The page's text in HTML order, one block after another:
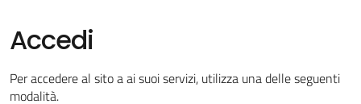
Servizi
Accedi
Per accedere al sito a ai suoi servizi, utilizza una delle seguenti
modalità.